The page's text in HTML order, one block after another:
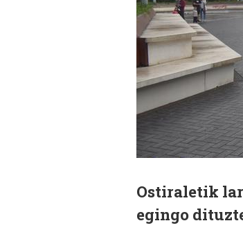
Ostiraletik
egingo